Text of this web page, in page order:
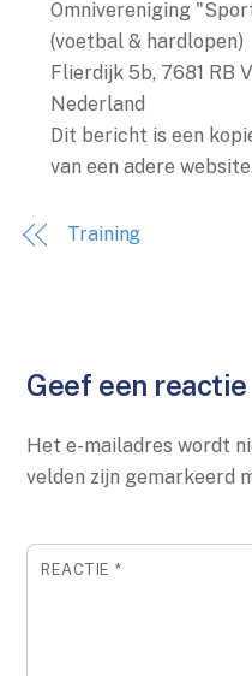
Omnivereniging
(voetbal & hardlopen)
Flierdijk 5b, 7681 RB
Nederland
Dit bericht is een
van een adere website.
Training
Geef een reactie
Het e-mailadres wordt
velden zijn gemarkeerd
REACTIE *